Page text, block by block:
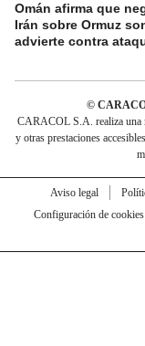
Omán afirma que
Irán sobre Ormuz
advierte contra
©
CARACOL S.A. realiza una
y otras prestaciones
Aviso legal
Configuración de cookies